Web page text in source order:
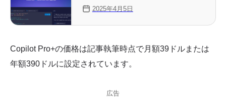
が対象
2025年4月5日
Copilot Pro+の価格は記事執筆時点で月額39ドルまたは
年額390ドルに設定されています。
広告